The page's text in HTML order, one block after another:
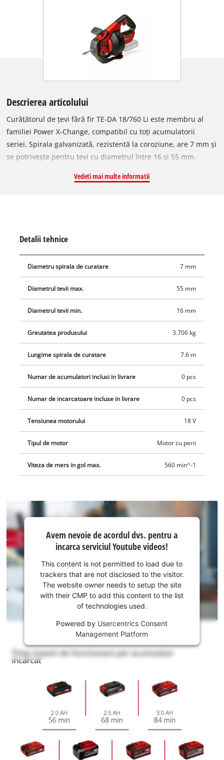
Descrierea articolului
Curățătorul de țevi fără fir TE-DA 18/760 Li este membru al
familiei Power X-Change, compatibil cu toți acumulatorii
seriei. Spirala galvanizată, rezistentă la coroziune, are 7 mm și
se potrivește pentru țevi cu diametrul între 16 și 55 mm.
stânga/dreapta, elimină chiar și blocajele dificile. Tamburul
Vedeti mai multe informatii
Detalii tehnice
Diametru spirala de curatare 7 mm
Diametrul tevii max. 55 mm
Diametrul tevii min. 16 mm
Greutatea produsului 3.706 kg
Lungime spirala de curatare 7.6 m
Numar de acumulatori inclusi in livrare 0 pcs
Numar de incarcatoare incluse in livrare 0 pcs
Tensiunea motorului 18 V
Tipul de motor Motor cu perii
Viteza de mers in gol max. 560 min^-1
Avem
nevoie
de
acordul
pentru a
incarca
Youtube!
content
Avem nevoie de acordul dvs. pentru a
incarca serviciul Youtube videos!
This content is not permitted to load due to
trackers that are not disclosed to the visitor.
The website owner needs to setup the site
with their CMP to add this content to the list
of technologies used.
Powered by Usercentrics Consent
Management Platform